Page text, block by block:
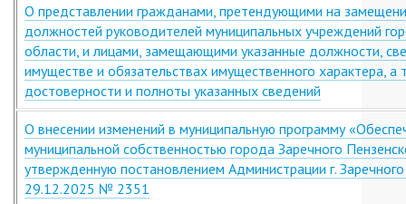
О представлении гражданами, претендующими на
должностей руководителей муниципальных учреждений
области, и лицами, замещающими указанные должности,
имуществе и обязательствах имущественного характера, а
достоверности и полноты указанных сведений
О внесении изменений в муниципальную программу
муниципальной собственностью города Заречного
утвержденную постановлением Администрации г.
29.12.2025 № 2351